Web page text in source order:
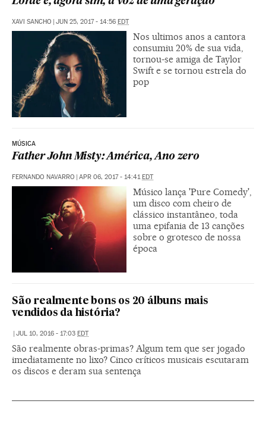
XAVI SANCHO | JUN 25, 2017 - 14:56 EDT
Nos ultimos anos a cantora
consumiu 20% de sua vida,
tornou-se amiga de Taylor
Swift e se tornou estrela do
pop
MÚSICA
Father John Misty: América, Ano zero
FERNANDO NAVARRO | APR 06, 2017 - 14:41EDT
Músico lança 'Pure Comedy',
um disco com cheiro de
clássico instantâneo, toda
uma epifania de 13 canções
sobre o grotesco de nossa
época
São realmente bons os 20 álbuns mais
vendidos da história?
| JUL 10, 2016 - 17:03 EDT
São realmente obras-primas? Algum tem que ser jogado
imediatamente no lixo? Cinco críticos musicais escutaram
os discos e deram sua sentença